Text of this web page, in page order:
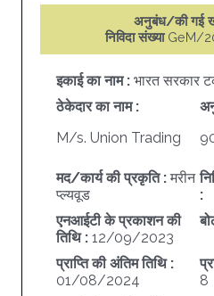
अनुबंध/की गई
निविदा संख्या GeM/
इकाई का नाम : भारत सरकार
ठेकेदार का नाम :
M/s. Union Trading
मद/कार्य की प्रकृति : मरीन
प्ल्यवूड
:
एनआईटी के प्रकाशन की
तिथि : 12/09/2023
प्राप्ति की अंतिम तिथि :
01/08/2024
8